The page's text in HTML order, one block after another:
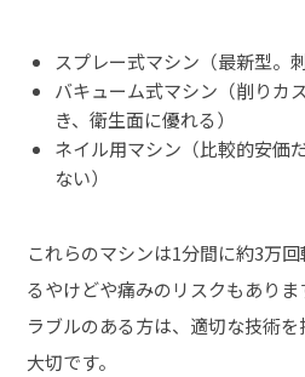
スプレー式マシン（最新型。
バキューム式マシン（削りカ
き、衛生面に優れる）
ネイル用マシン（比較的安価
ない）
これらのマシンは1分間に約3万
るやけどや痛みのリスクもあり
ラブルのある方は、適切な技術
大切です。